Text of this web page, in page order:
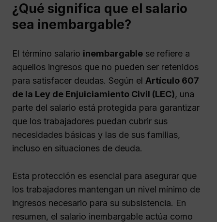
¿Qué significa que el salario
sea inembargable?
El término salario inembargable se refiere a
aquellos ingresos que no pueden ser retenidos
para satisfacer deudas. Según el Artículo 607
de la Ley de Enjuiciamiento Civil (LEC), una
parte del salario está protegida para garantizar
que los trabajadores puedan cubrir sus
necesidades básicas y las de sus familias,
incluso en situaciones de deuda.
Esta protección es esencial para asegurar que
los trabajadores mantengan un nivel mínimo de
ingresos necesario para su subsistencia. En
resumen, el salario inembargable actúa como